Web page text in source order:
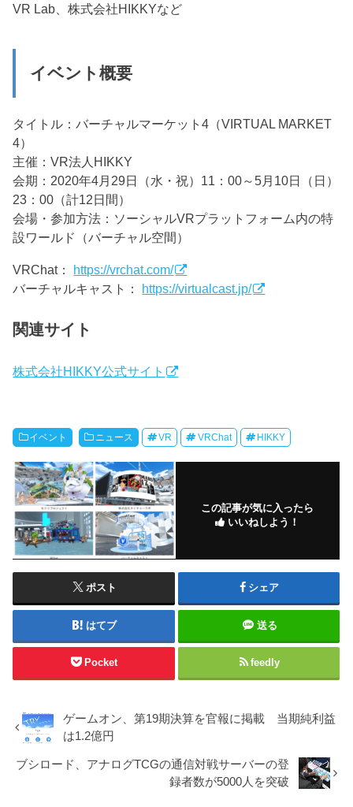
VR Lab、株式会社HIKKYなど
イベント概要
タイトル：バーチャルマーケット4（VIRTUAL MARKET
4）
主催：VR法人HIKKY
会期：2020年4月29日（水・祝）11：00～5月10日（日）
23：00（計12日間）
会場・参加方法：ソーシャルVRプラットフォーム内の特
設ワールド（バーチャル空間）
VRChat： https://vrchat.com/
バーチャルキャスト： https://virtualcast.jp/
関連サイト
株式会社HIKKY公式サイト
イベント ニュース VR VRChat HIKKY
この記事が気に入ったら
いいねしよう！
ポスト シェア
はてブ 送る
Pocket feedly
ゲームオン、第19期決算を官報に掲載 当期純利益
は1.2億円
ブシロード、アナログTCGの通信対戦サーバーの登
録者数が5000人を突破